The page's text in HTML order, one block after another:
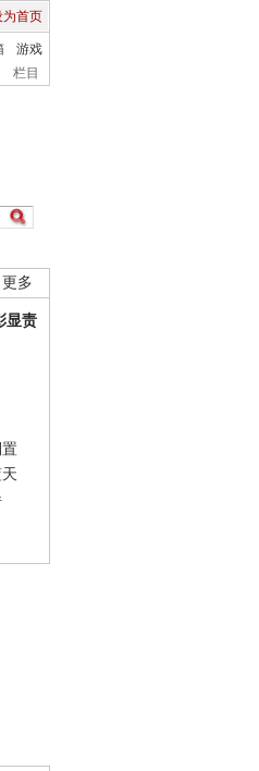
为首页
游戏
栏目
更多
显责